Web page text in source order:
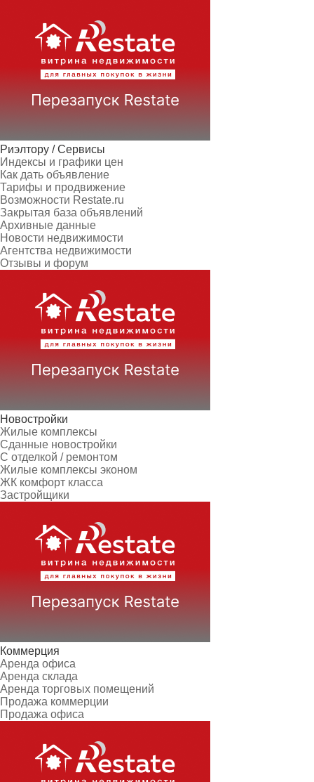
Риэлтору / Сервисы
Индексы и графики цен
Как дать объявление
Тарифы и продвижение
Возможности Restate.ru
Закрытая база объявлений
Архивные данные
Новости недвижимости
Агентства недвижимости
Отзывы и форум
Новостройки
Жилые комплексы
Сданные новостройки
С отделкой / ремонтом
Жилые комплексы эконом
ЖК комфорт класса
Застройщики
Коммерция
Аренда офиса
Аренда склада
Аренда торговых помещений
Продажа коммерции
Продажа офиса